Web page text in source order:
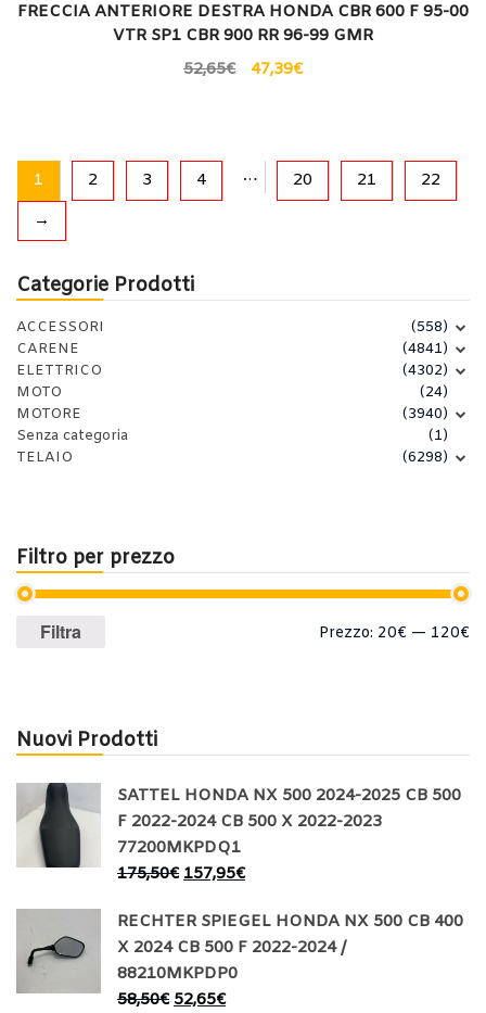
Categorie Prodotti
ACCESSORI
(558)
CARENE
(4841)
ELETTRICO
(4302)
MOTO
(24)
MOTORE
(3940)
Senza categoria
(1)
TELAIO
(6298)
Filtro per prezzo
Prezzo
Prezzo
Filtra Prezzo: 20€ — 120€
Nuovi Prodotti
SATTEL HONDA NX 500 2024-2025 CB 500
F 2022-2024 CB 500 X 2022-2023
77200MKPDQ1
175,50€ 157,95€
RECHTER SPIEGEL HONDA NX 500 CB 400
X 2024 CB 500 F 2022-2024 /
88210MKPDP0
58,50€ 52,65€
FRECCIA ANTERIORE DESTRA HONDA CBR 600 F 95-00
VTR SP1 CBR 900 RR 96-99 GMR
52,65€ 47,39€
1 2 3 4 … 20 21
22
→